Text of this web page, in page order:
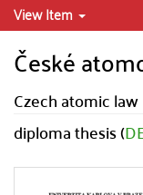
View Item
České
Czech atomic law
diploma thesis (